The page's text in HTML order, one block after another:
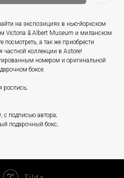
на экспозициях в нью-йоркском
Victoria & Albert Museum и миланском
а так же приобрести
коллекции в Astore!
номером и оригинальной
боксе.
роспись;
подписью автора;
подарочный бокс;